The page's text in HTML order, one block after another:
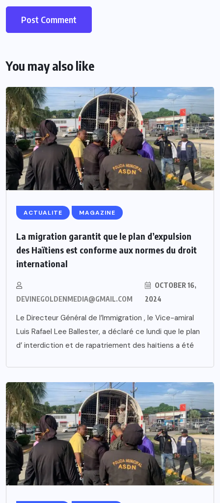
You may also like
ACTUALITE MAGAZINE
La migration garantit que le plan d’expulsion
des Haïtiens est conforme aux normes du droit
international
DEVINEGOLDENMEDIA@GMAIL.COM
OCTOBER 16,
2024
Le Directeur Général de l’Immigration , le Vice-amiral
Luis Rafael Lee Ballester, a déclaré ce lundi que le plan
d’ interdiction et de rapatriement des haïtiens a été